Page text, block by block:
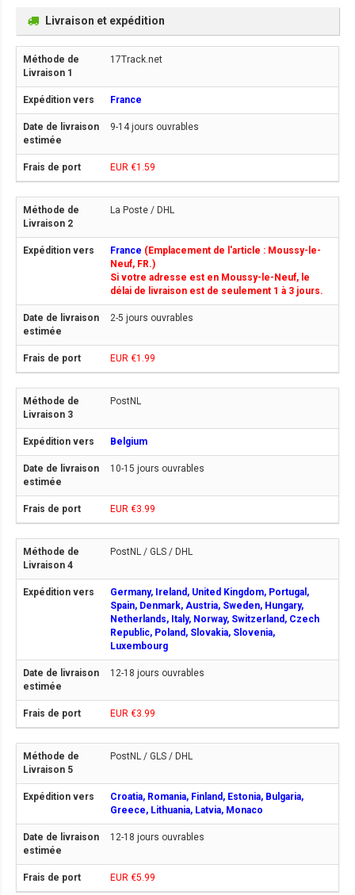
Livraison et expédition
17Track.net
France
9-14 jours ouvrables
EUR €1.59
La Poste / DHL
France (Emplacement de l'article : Moussy-le-
Neuf, FR.)
Si votre adresse est en Moussy-le-Neuf, le
délai de livraison est de seulement 1 à 3 jours.
2-5 jours ouvrables
EUR €1.99
PostNL
Belgium
10-15 jours ouvrables
EUR €3.99
PostNL / GLS / DHL
Germany, Ireland, United Kingdom, Portugal,
Spain, Denmark, Austria, Sweden, Hungary,
Netherlands, Italy, Norway, Switzerland, Czech
Republic, Poland, Slovakia, Slovenia,
Luxembourg
12-18 jours ouvrables
EUR €3.99
PostNL / GLS / DHL
Croatia, Romania, Finland, Estonia, Bulgaria,
Greece, Lithuania, Latvia, Monaco
12-18 jours ouvrables
EUR €5.99